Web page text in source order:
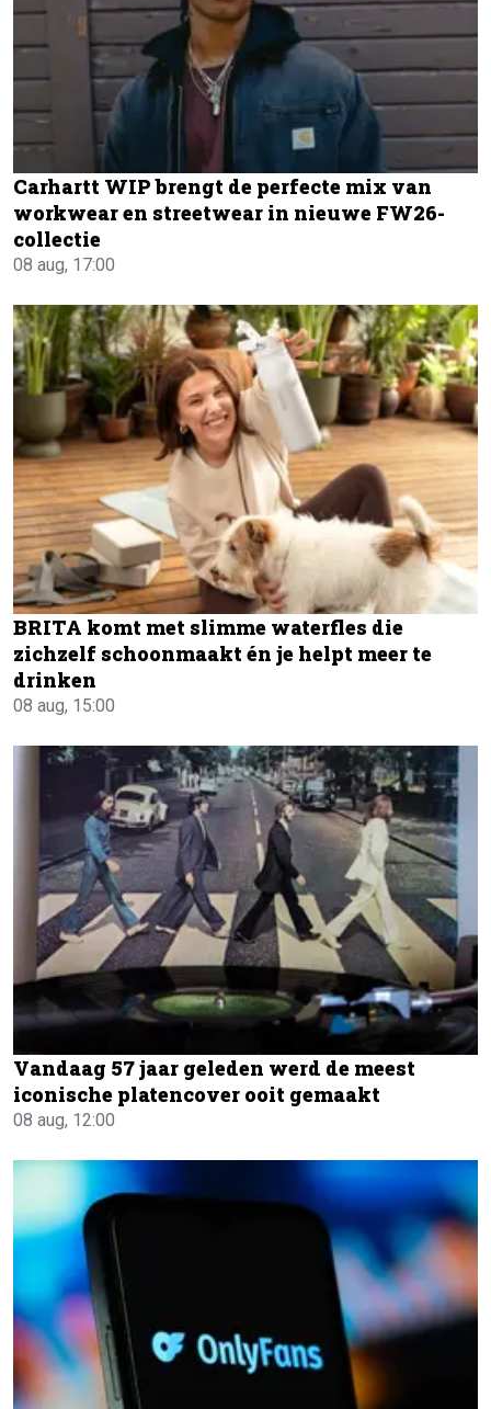
Carhartt WIP brengt de perfecte mix van
workwear en streetwear in nieuwe FW26-
collectie
08 aug, 17:00
BRITA komt met slimme waterfles die
zichzelf schoonmaakt én je helpt meer te
drinken
08 aug, 15:00
Vandaag 57 jaar geleden werd de meest
iconische platencover ooit gemaakt
08 aug, 12:00